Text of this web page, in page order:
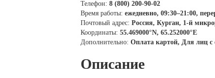
Телефон: 8 (800) 200-90-02
Время работы: ежедневно, 09:30–21:00,
Почтовый адрес: Россия, Курган, 1-й
Координаты: 55.469000°N, 65.252000°E
Дополнительно: Оплата картой, Для лиц
Описание